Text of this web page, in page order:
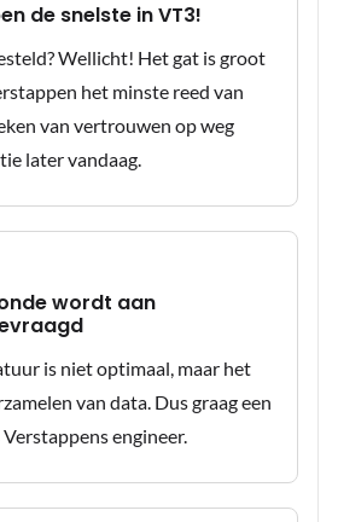
de snelste in VT3!
Wellicht! Het gat is groot
het minste reed van
van vertrouwen op weg
later vandaag.
wordt aan
is niet optimaal, maar het
van data. Dus graag een
Verstappens engineer.